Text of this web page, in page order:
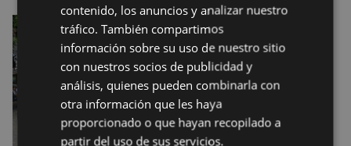
SPANISH
contenido, los anuncios y analizar nuestro
tráfico. También compartimos
información sobre su uso de nuestro sitio
con nuestros socios de publicidad y
análisis, quienes pueden combinarla con
otra información que les haya
proporcionado o que hayan recopilado a
partir del uso de sus servicios.